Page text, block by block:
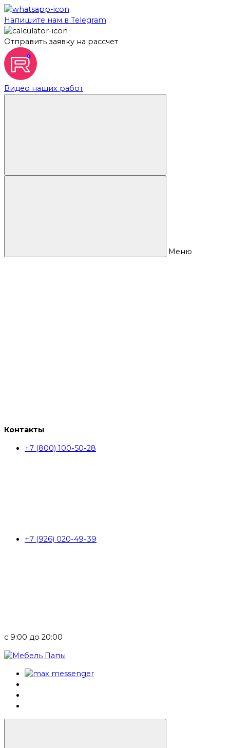
Напишите нам в Telegram
Отправить заявку на рассчет
Видео наших работ
Меню
Контакты
+7 (800) 100-50-28
+7 (926) 020-49-39
с 9:00 до 20:00